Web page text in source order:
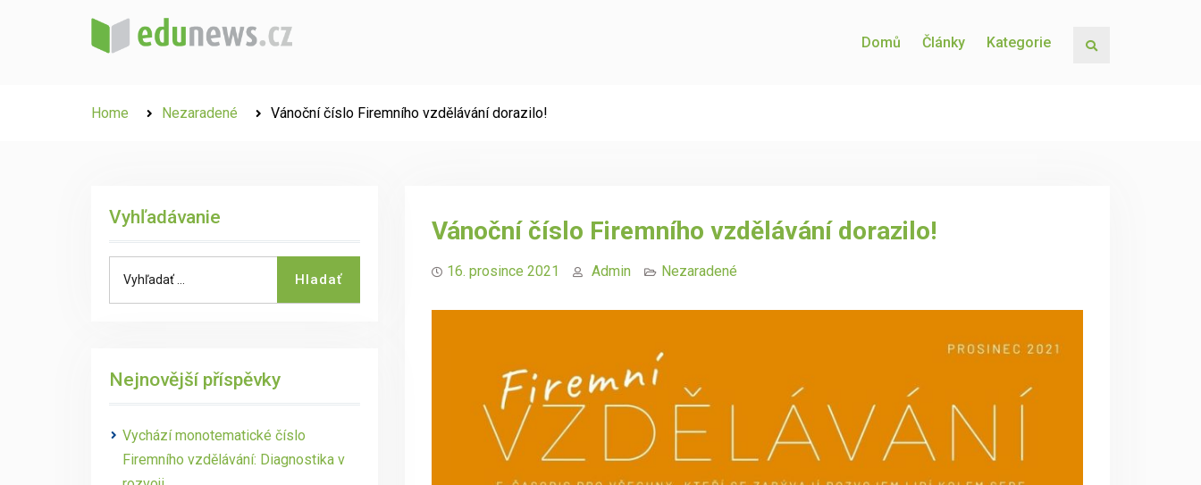
Domů Články Kategorie
Home Nezaradené Vánoční číslo Firemního vzdělávání dorazilo!
Vánoční číslo Firemního vzdělávání dorazilo!
16. prosince 2021 Admin Nezaradené
Vyhľadávanie
Hladať
Nejnovější příspěvky
Vychází monotematické číslo
Firemního vzdělávání: Diagnostika v